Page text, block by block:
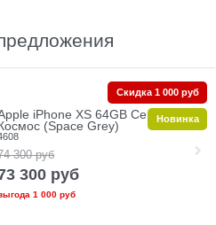
iPhone XS 64GB Серый
Космос (Space Grey)
300 руб
300 руб
1 000 руб
Скидка 1 000 руб
Новинка